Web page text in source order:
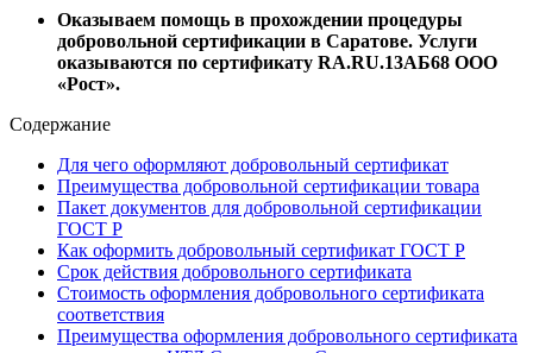
Оказываем помощь в прохождении процедуры
добровольной сертификации в Саратове. Услуги
оказываются по сертификату RA.RU.13АБ68 ООО
«Рост».
Содержание
Для чего оформляют добровольный сертификат
Преимущества добровольной сертификации товара
Пакет документов для добровольной сертификации
ГОСТ Р
Как оформить добровольный сертификат ГОСТ Р
Срок действия добровольного сертификата
Стоимость оформления добровольного сертификата
соответствия
Преимущества оформления добровольного сертификата